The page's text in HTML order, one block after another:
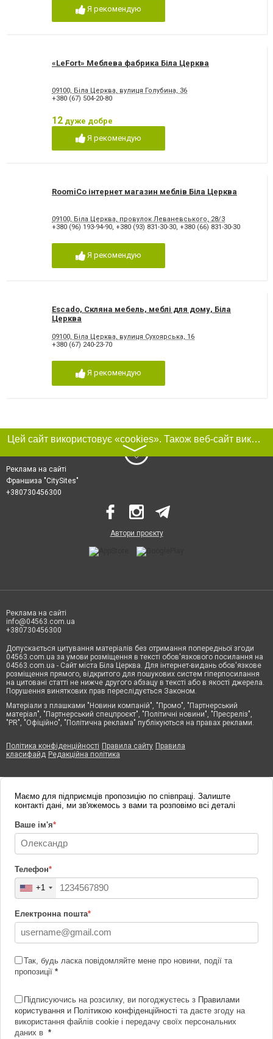
Я рекомендую
«LeFort» Меблева фабрика Біла Церква
09100, Біла Церква, вулиця Голубина, 36
+380 (67) 504-20-80
12 дуже добре
Я рекомендую
RoomiCo інтернет магазин меблів Біла Церква
09100, Біла Церква, провулок Леваневського, 28/3
+380 (96) 193-94-90, +380 (93) 831-30-30, +380 (66) 831-30-30
Я рекомендую
Escado, Скляна мебель, меблі для дому, Біла
Церква
09100, Біла Церква, вулиця Сухоярська, 16
+380 (67) 240-23-70
Я рекомендую
Цей сайт використовує «cookies». Також веб-сайт використовує інтернет-сервіс для збору технічних даних стосовно відвідувачів з метою отримання маркетингової та статистичної інформації. Умови обробки даних відвідувачів сайту див.
〉
Реклама на сайті
Франшиза "CitySites"
+380730456300
Автори проєкту
Реклама на сайті
info@04563.com.ua
+380730456300
Допускається цитування матеріалів без отримання попередньої згоди
04563.com.ua за умови розміщення в тексті обов'язкового посилання на
04563.com.ua - Сайт міста Біла Церква. Для інтернет-видань обов'язкове
розміщення прямого, відкритого для пошукових систем гіперпосилання
на цитовані статті не нижче другого абзацу в тексті або в якості джерела.
Порушення виняткових прав переслідується Законом.
Матеріали з плашками "Новини компаній", "Промо", "Партнерський
матеріал", "Партнерський спецпроєкт", "Політичні новини", "Пресреліз",
"PR", "Офіційно", "Політична реклама" публікуються на правах реклами.
Політика конфіденційності Правила сайту Правила
класифайд Редакційна політика
Маємо для підприємців пропозицію по співпраці. Залиште
контакті дані, ми зв'яжемось з вами та розповімо всі деталі
Ваше ім'я*
Телефон*
+1
Електронна пошта*
Так, будь ласка повідомляйте мене про новини, події та
пропозиції *
Підписуючись на розсилку, ви погоджуєтесь з Правилами
користування и Політикою конфіденційності та даєте згоду на
використання файлів cookie і передачу своїх персональних
даних в *